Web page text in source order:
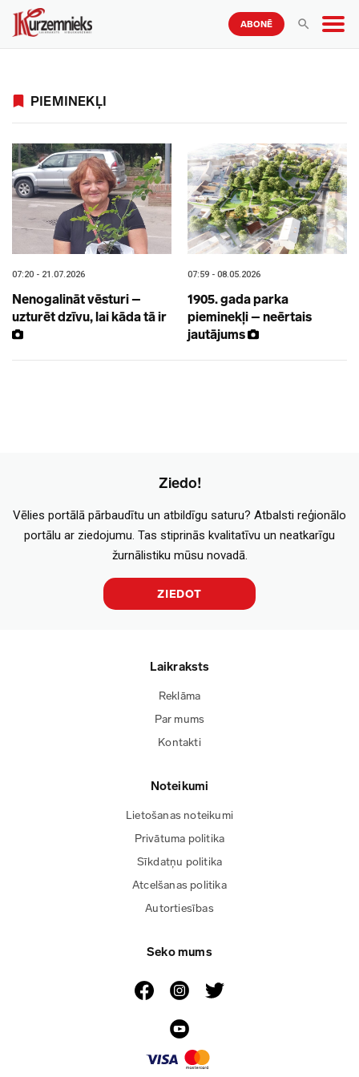
ABONĒ
PIEMINEKĻI
07:20 - 21.07.2026
Nenogalināt vēsturi –
uzturēt dzīvu, lai kāda tā ir
07:59 - 08.05.2026
1905. gada parka
pieminekļi – neērtais
jautājums
Ziedo!
Vēlies portālā pārbaudītu un atbildīgu saturu? Atbalsti reģionālo
portālu ar ziedojumu. Tas stiprinās kvalitatīvu un neatkarīgu
žurnālistiku mūsu novadā.
ZIEDOT
Laikraksts
Reklāma
Par mums
Kontakti
Noteikumi
Lietošanas noteikumi
Privātuma politika
Sīkdatņu politika
Atcelšanas politika
Autortiesības
Seko mums